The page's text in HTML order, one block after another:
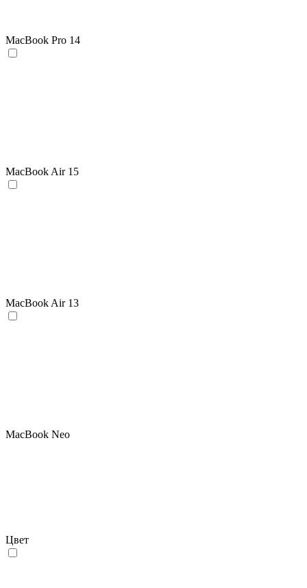
MacBook Pro 14
MacBook Air 15
MacBook Air 13
MacBook Neo
Цвет